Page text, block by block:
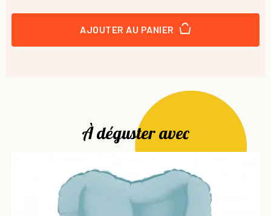
AJOUTER AU PANIER
À déguster avec